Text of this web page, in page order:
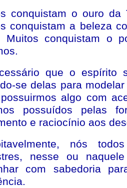
conquistam o ouro da
conquistam a beleza
Muitos conquistam o
que o espírito
se delas para
algo com
possuídos pelas
e raciocínio aos
nós
nesse ou
com sabedoria